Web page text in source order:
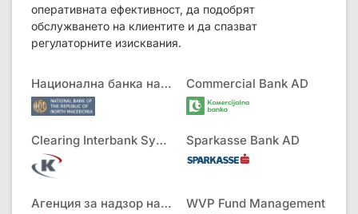
оперативната ефективност, да подобрят
обслужването на клиентите и да спазват
регулаторните изисквания.
Национална банка на РСМ Commercial Bank AD
Clearing Interbank Systems AD Sparkasse Bank AD
Агенция за надзор на застраховането WVP Fund Management